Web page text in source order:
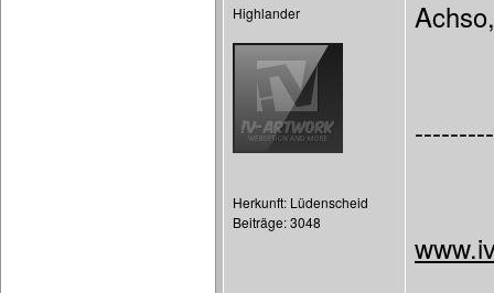
Highlander
Herkunft: Lüdenscheid
Beiträge: 3048